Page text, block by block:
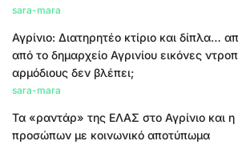
sara-mara
Αγρίνιο: Διατηρητέο κτίριο και δίπλα…
από το δημαρχείο Αγρινίου εικόνες
αρμόδιους δεν βλέπει;
sara-mara
Τα «ραντάρ» της ΕΛΑΣ στο Αγρίνιο και
προσώπων με κοινωνικό αποτύπωμα